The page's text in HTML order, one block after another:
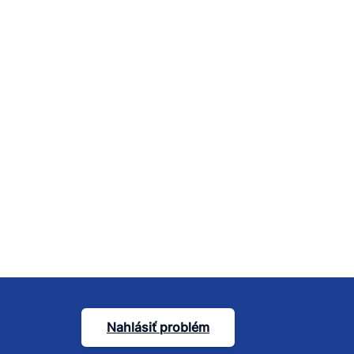
Nahlásiť problém